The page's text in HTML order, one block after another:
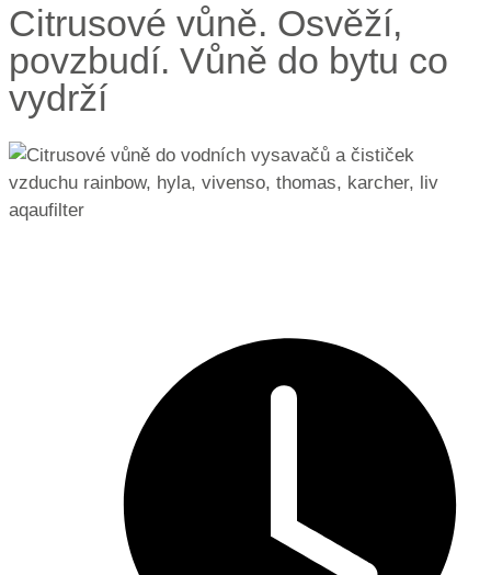
Citrusové vůně. Osvěží,
povzbudí. Vůně do bytu co
vydrží